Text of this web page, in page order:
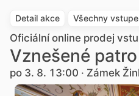
Detail akce Všechny
Oficiální online prodej
Vznešené
po 3. 8. 13:00 · Zámek